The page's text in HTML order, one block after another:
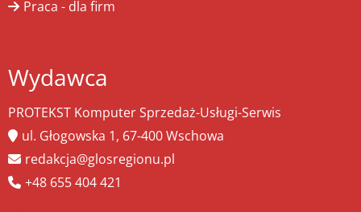
Praca - dla firm
Wydawca
PROTEKST Komputer Sprzedaż-Usługi-Serwis
ul. Głogowska 1, 67-400 Wschowa
redakcja@glosregionu.pl
+48 655 404 421